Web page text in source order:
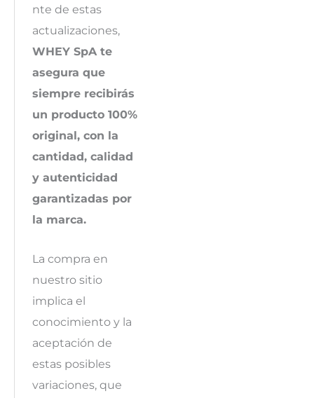
nte de estas
actualizaciones,
WHEY SpA te
asegura que
siempre recibirás
un producto 100%
original, con la
cantidad, calidad
y autenticidad
garantizadas por
la marca.
La compra en
nuestro sitio
implica el
conocimiento y la
aceptación de
estas posibles
variaciones, que